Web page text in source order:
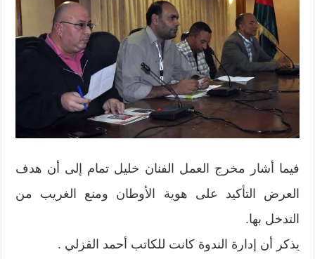
فيما أشار مخرج العمل الفنان خليل تمام إلى أن هدف
العرض التأكيد على هوية الأوطان ومنع الغريب من
التدخل بها.
يذكر أن إدارة الندوة كانت للكاتب أحمد القزلي .